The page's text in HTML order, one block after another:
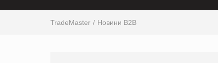
TradeMaster Новини B2B